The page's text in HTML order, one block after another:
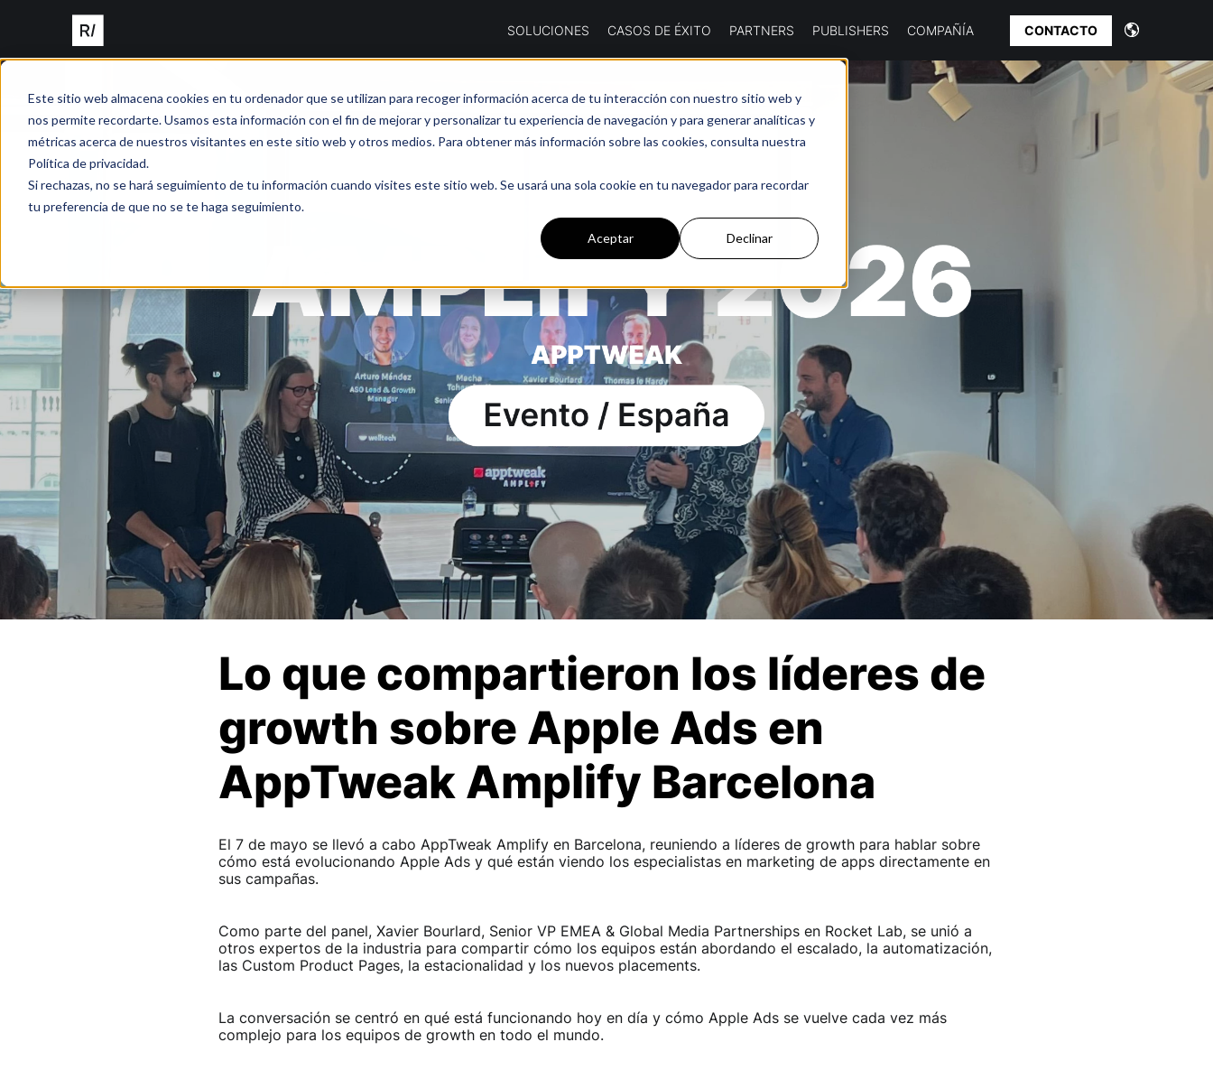
Este sitio web almacena cookies en tu ordenador que se utilizan para recoger información acerca de tu interacción con nuestro sitio web y
nos permite recordarte. Usamos esta información con el fin de mejorar y personalizar tu experiencia de navegación y para generar analíticas y
métricas acerca de nuestros visitantes en este sitio web y otros medios. Para obtener más información sobre las cookies, consulta nuestra
Política de privacidad.
Si rechazas, no se hará seguimiento de tu información cuando visites este sitio web. Se usará una sola cookie en tu navegador para recordar
tu preferencia de que no se te haga seguimiento.
Aceptar Declinar
SOLUCIONES CASOS DE ÉXITO PARTNERS PUBLISHERS COMPAÑÍA CONTACTO
Lo que compartieron los líderes de
growth sobre Apple Ads en
AppTweak Amplify Barcelona
El 7 de mayo se llevó a cabo AppTweak Amplify en Barcelona, reuniendo a líderes de growth para hablar sobre
cómo está evolucionando Apple Ads y qué están viendo los especialistas en marketing de apps directamente en
sus campañas.
Como parte del panel, Xavier Bourlard, Senior VP EMEA & Global Media Partnerships en Rocket Lab, se unió a
otros expertos de la industria para compartir cómo los equipos están abordando el escalado, la automatización,
las Custom Product Pages, la estacionalidad y los nuevos placements.
La conversación se centró en qué está funcionando hoy en día y cómo Apple Ads se vuelve cada vez más
complejo para los equipos de growth en todo el mundo.